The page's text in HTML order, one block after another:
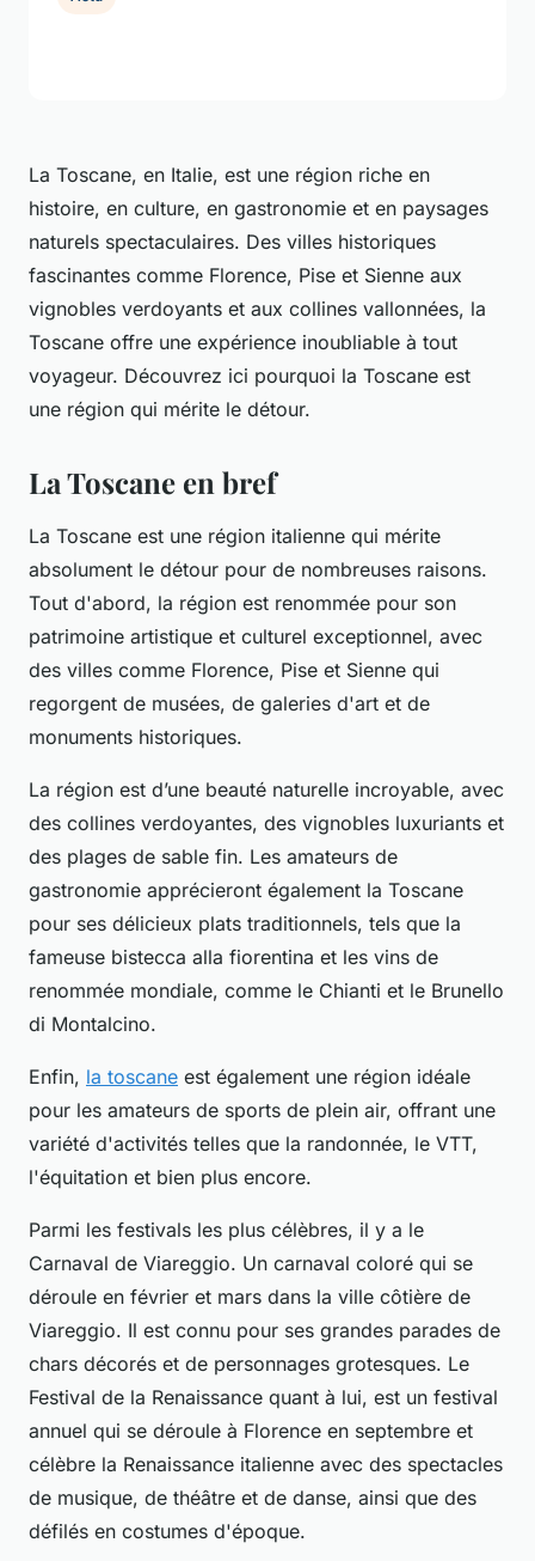
La Toscane, en Italie, est une région riche en
histoire, en culture, en gastronomie et en paysages
naturels spectaculaires. Des villes historiques
fascinantes comme Florence, Pise et Sienne aux
vignobles verdoyants et aux collines vallonnées, la
Toscane offre une expérience inoubliable à tout
voyageur. Découvrez ici pourquoi la Toscane est
une région qui mérite le détour.
La Toscane en bref
La Toscane est une région italienne qui mérite
absolument le détour pour de nombreuses raisons.
Tout d'abord, la région est renommée pour son
patrimoine artistique et culturel exceptionnel, avec
des villes comme Florence, Pise et Sienne qui
regorgent de musées, de galeries d'art et de
monuments historiques.
La région est d’une beauté naturelle incroyable, avec
des collines verdoyantes, des vignobles luxuriants et
des plages de sable fin. Les amateurs de
gastronomie apprécieront également la Toscane
pour ses délicieux plats traditionnels, tels que la
fameuse bistecca alla fiorentina et les vins de
renommée mondiale, comme le Chianti et le Brunello
di Montalcino.
Enfin, la toscane est également une région idéale
pour les amateurs de sports de plein air, offrant une
variété d'activités telles que la randonnée, le VTT,
l'équitation et bien plus encore.
Parmi les festivals les plus célèbres, il y a le
Carnaval de Viareggio. Un carnaval coloré qui se
déroule en février et mars dans la ville côtière de
Viareggio. Il est connu pour ses grandes parades de
chars décorés et de personnages grotesques. Le
Festival de la Renaissance quant à lui, est un festival
annuel qui se déroule à Florence en septembre et
célèbre la Renaissance italienne avec des spectacles
de musique, de théâtre et de danse, ainsi que des
défilés en costumes d'époque.